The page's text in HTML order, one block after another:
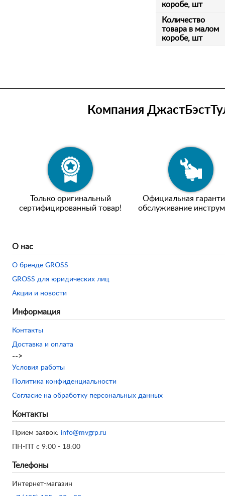
коробе, шт
Количество
товара в малом
коробе, шт
Компания
Только оригинальный
сертифицированный товар!
Официальная
обслуживание
О нас
О бренде GROSS
GROSS для юридических лиц
Акции и новости
Информация
Контакты
Доставка и оплата
-->
Условия работы
Политика конфиденциальности
Согласие на обработку персональных данных
Контакты
Прием заявок: info@mvgrp.ru
ПН-ПТ с 9:00 - 18:00
Телефоны
Интернет-магазин